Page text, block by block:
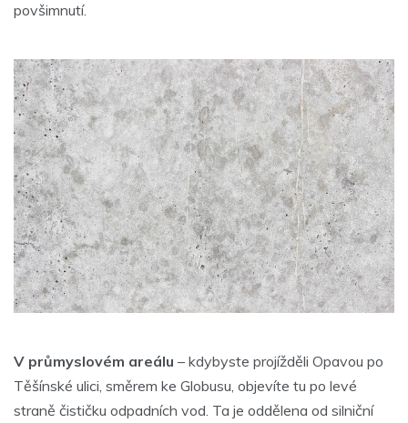
povšimnutí.
V průmyslovém areálu – kdybyste projížděli Opavou po
Těšínské ulici, směrem ke Globusu, objevíte tu po levé
straně čističku odpadních vod. Ta je oddělena od silniční